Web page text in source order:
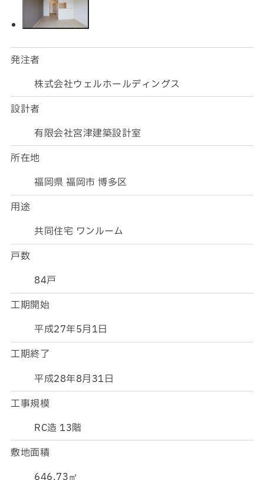
発注者
株式会社ウェルホールディングス
設計者
有限会社宮津建築設計室
所在地
福岡県 福岡市 博多区
用途
共同住宅 ワンルーム
戸数
84戸
工期開始
平成27年5月1日
工期終了
平成28年8月31日
工事規模
RC造 13階
敷地面積
646.73㎡